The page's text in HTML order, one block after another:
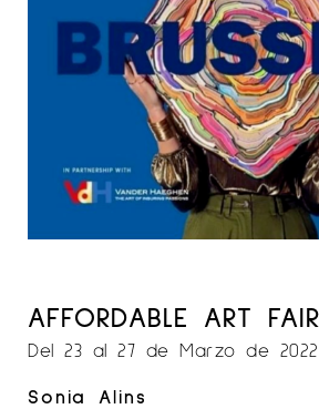
AFFORDABLE ART
Del 23 al 27 de Marzo de 2022
Sonia Alins